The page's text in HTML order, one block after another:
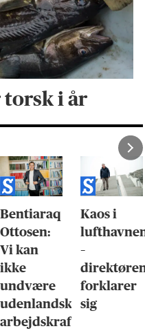
torsk i år
Bentiaraq
Ottosen:
Vi kan
ikke
undvære
udenlandsk
arbejdskraft
Kaos i
–
forklarer
sig